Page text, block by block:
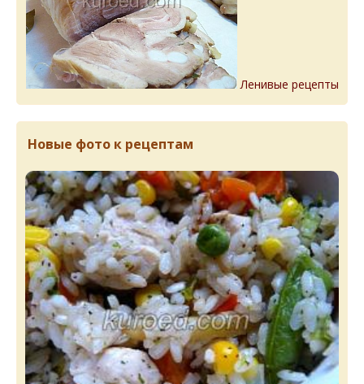
Ленивые рецепты
Новые фото к рецептам